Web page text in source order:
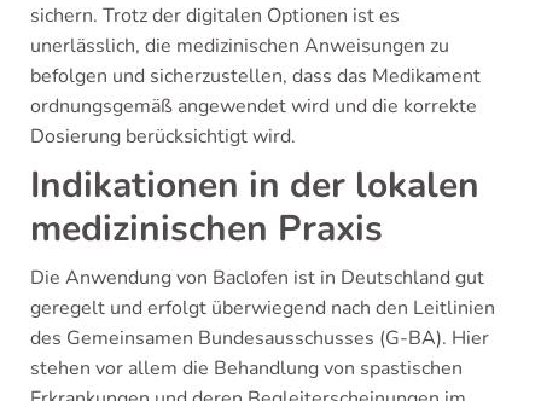
sichern. Trotz der digitalen Optionen ist es
unerlässlich, die medizinischen Anweisungen zu
befolgen und sicherzustellen, dass das Medikament
ordnungsgemäß angewendet wird und die korrekte
Dosierung berücksichtigt wird.
Indikationen in der lokalen
medizinischen Praxis
Die Anwendung von Baclofen ist in Deutschland gut
geregelt und erfolgt überwiegend nach den Leitlinien
des Gemeinsamen Bundesausschusses (G-BA). Hier
stehen vor allem die Behandlung von spastischen